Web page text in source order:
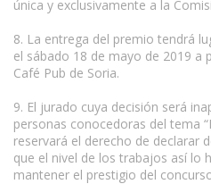
única y exclusivamente a la
8. La entrega del premio tendrá
el sábado 18 de mayo de 2019 a
Café Pub de Soria.
9. El jurado cuya decisión será
personas conocedoras del tema
reservará el derecho de declarar
que el nivel de los trabajos así lo
mantener el prestigio del